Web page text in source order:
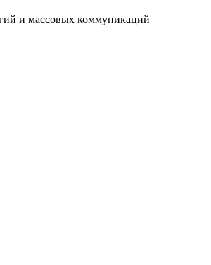
и массовых коммуникаций